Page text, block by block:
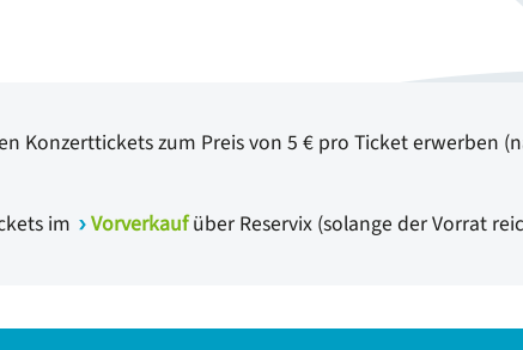
Konzerttickets zum Preis von 5 € pro Ticket erwerben
im
Vorverkaufüber Reservix (solange der Vorrat